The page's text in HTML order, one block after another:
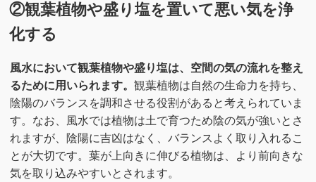
②観葉植物や盛り塩を置いて悪い気を浄
化する
風水において観葉植物や盛り塩は、空間の気の流れを整え
るために用いられます。 観葉植物は自然の生命力を持ち、
陰陽のバランスを調和させる役割があると考えられていま
す。なお、風水では植物は土で育つため陰の気が強いとさ
れますが、陰陽に吉凶はなく、バランスよく取り入れるこ
とが大切です。葉が上向きに伸びる植物は、より前向きな
気を取り込みやすいとされます。